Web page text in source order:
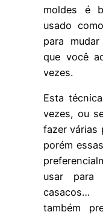
moldes é
usado
para
que você
vezes.
Esta
vezes, ou
fazer várias
porém
usar para
também